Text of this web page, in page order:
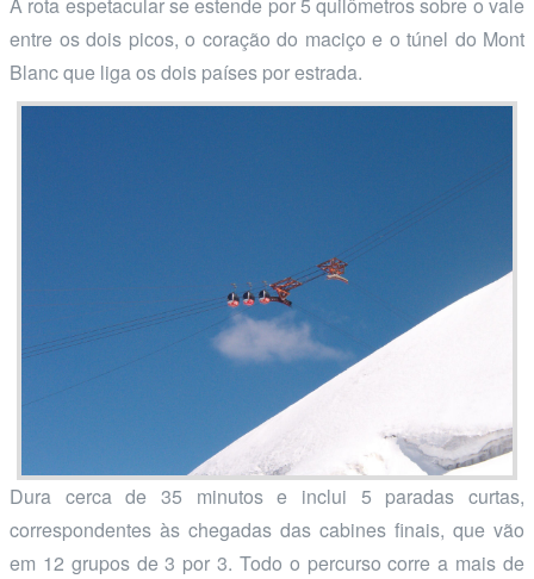
entre os dois picos, o coração do maciço e o túnel do Mont
Blanc que liga os dois países por estrada.
Dura cerca de 35 minutos e inclui 5 paradas curtas,
correspondentes às chegadas das cabines finais, que vão
em 12 grupos de 3 por 3. Todo o percurso corre a mais de